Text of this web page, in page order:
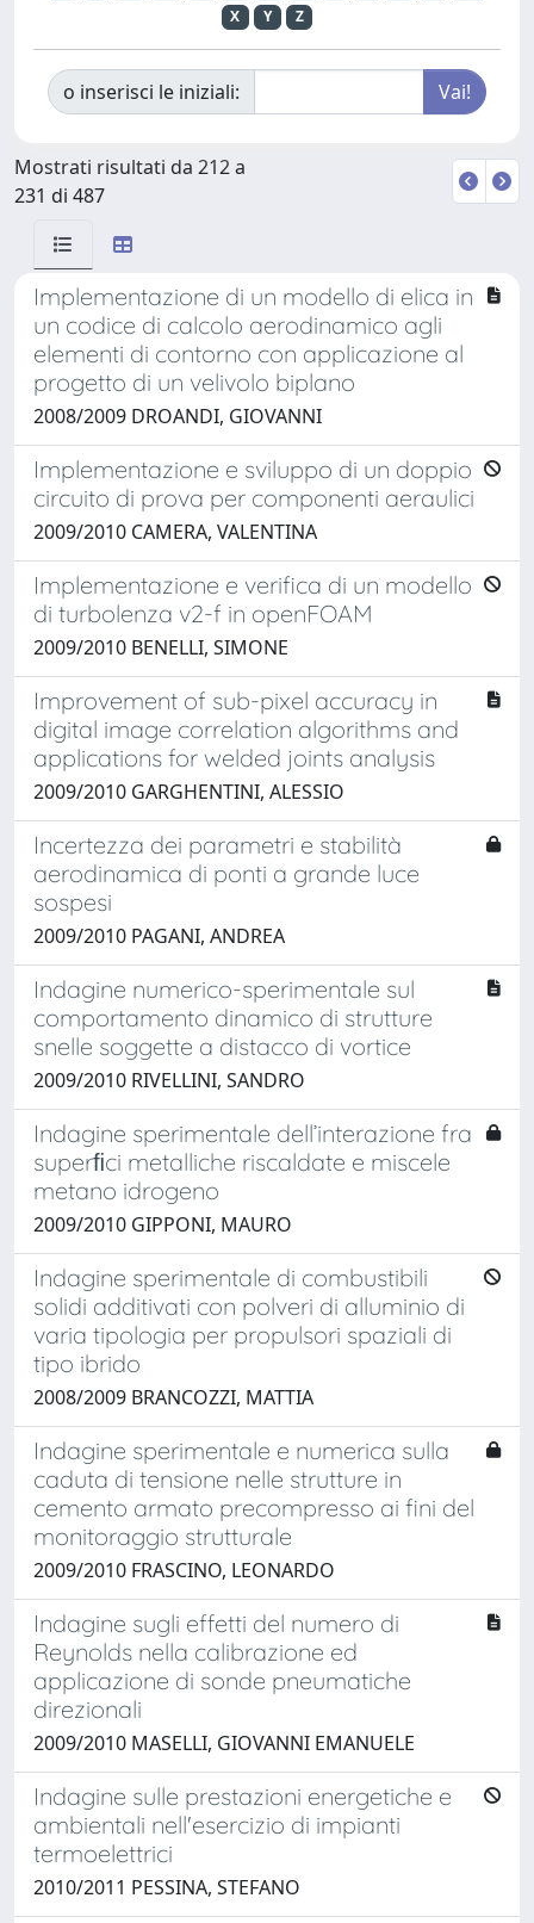
X
Y Z
o inserisci le iniziali:
Mostrati risultati da 212 a
231 di 487
Implementazione di un modello di elica in
un codice di calcolo aerodinamico agli
elementi di contorno con applicazione al
progetto di un velivolo biplano
2008/2009 DROANDI, GIOVANNI
Implementazione e sviluppo di un doppio
circuito di prova per componenti aeraulici
2009/2010 CAMERA, VALENTINA
Implementazione e verifica di un modello
di turbolenza v2-f in openFOAM
2009/2010 BENELLI, SIMONE
Improvement of sub-pixel accuracy in
digital image correlation algorithms and
applications for welded joints analysis
2009/2010 GARGHENTINI, ALESSIO
Incertezza dei parametri e stabilità
aerodinamica di ponti a grande luce
sospesi
2009/2010 PAGANI, ANDREA
Indagine numerico-sperimentale sul
comportamento dinamico di strutture
snelle soggette a distacco di vortice
2009/2010 RIVELLINI, SANDRO
Indagine sperimentale dell’interazione fra
superﬁci metalliche riscaldate e miscele
metano idrogeno
2009/2010 GIPPONI, MAURO
Indagine sperimentale di combustibili
solidi additivati con polveri di alluminio di
varia tipologia per propulsori spaziali di
tipo ibrido
2008/2009 BRANCOZZI, MATTIA
Indagine sperimentale e numerica sulla
caduta di tensione nelle strutture in
cemento armato precompresso ai fini del
monitoraggio strutturale
2009/2010 FRASCINO, LEONARDO
Indagine sugli effetti del numero di
Reynolds nella calibrazione ed
applicazione di sonde pneumatiche
direzionali
2009/2010 MASELLI, GIOVANNI EMANUELE
Indagine sulle prestazioni energetiche e
ambientali nell'esercizio di impianti
termoelettrici
2010/2011 PESSINA, STEFANO